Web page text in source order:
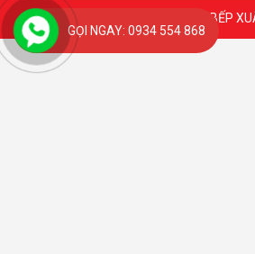
Coppyright 2020 @ BẾP
GỌI NGAY: 0934 554 868